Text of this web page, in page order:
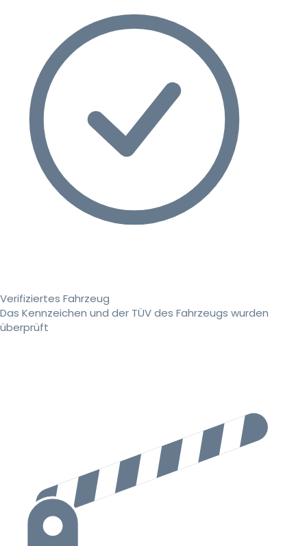
Verifiziertes Fahrzeug
Das Kennzeichen und der TÜV des Fahrzeugs wurden
überprüft